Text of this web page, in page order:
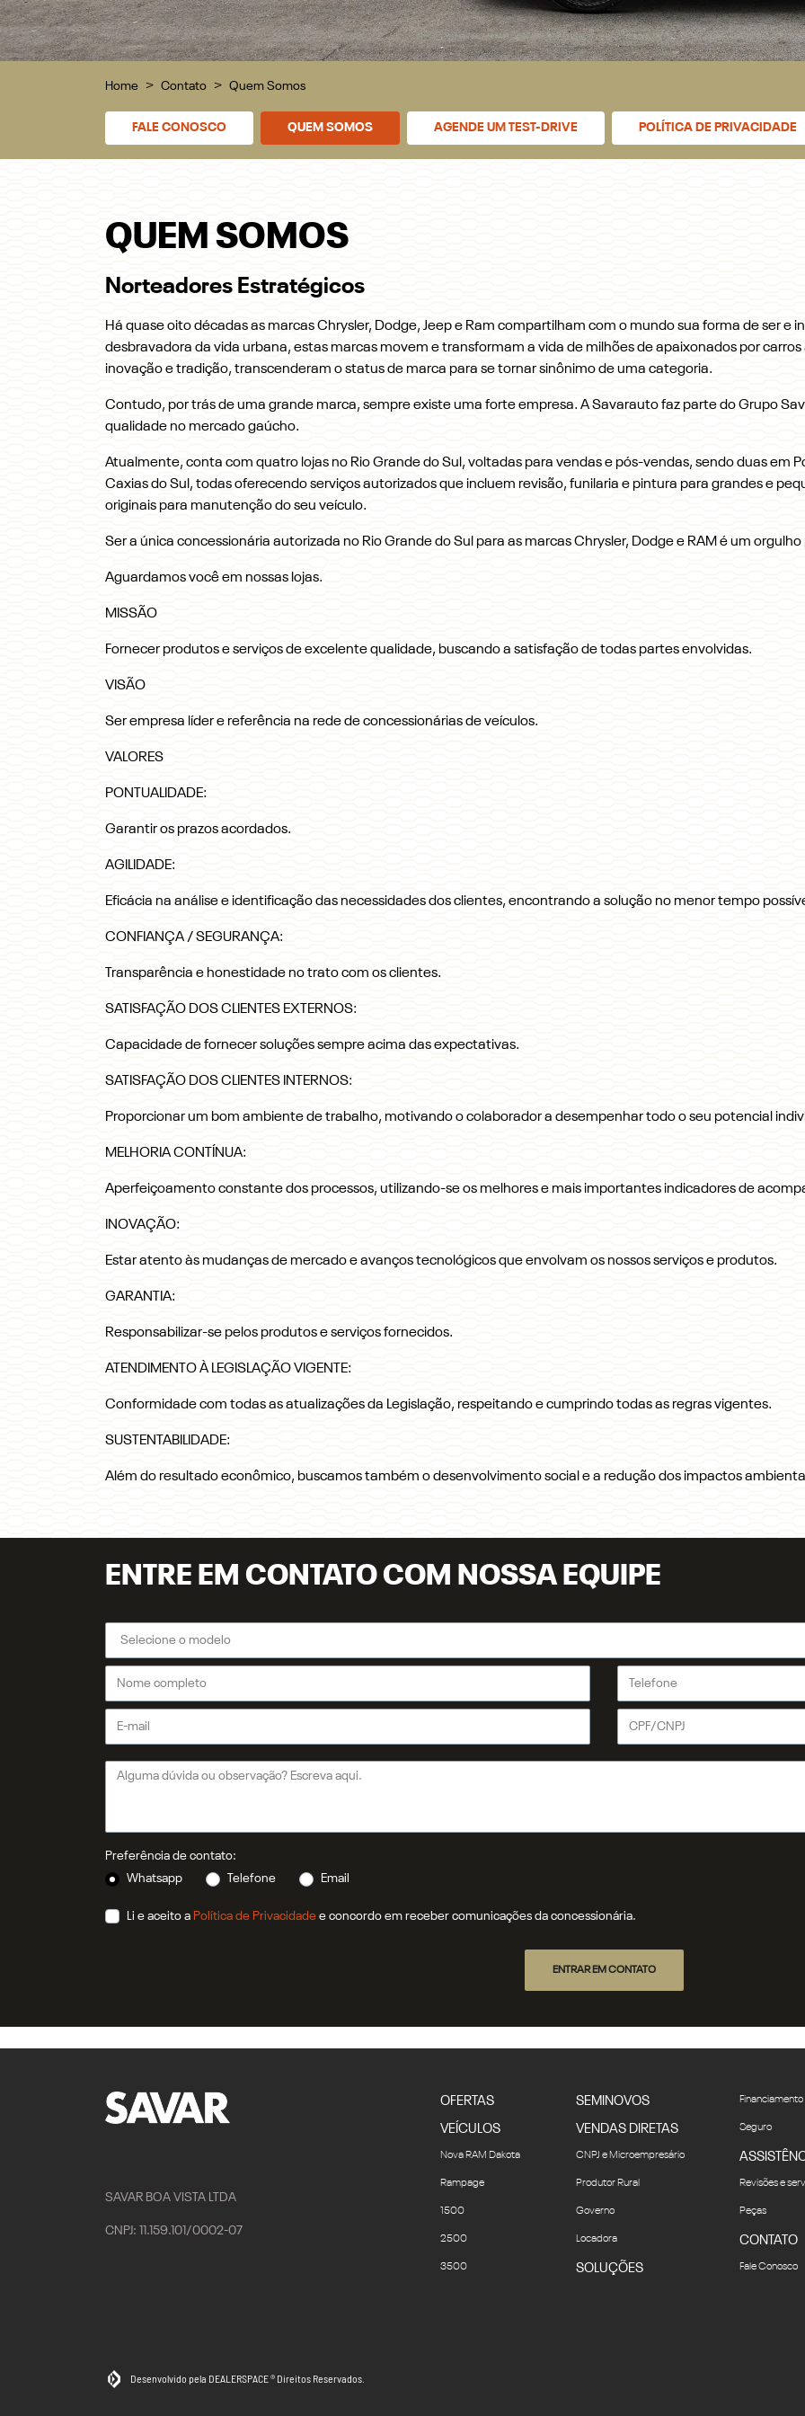
Home Contato Quem Somos
FALE CONOSCO QUEM SOMOS AGENDE UM TEST-DRIVE POLÍTICA DE PRIVACIDADE
QUEM SOMOS
Norteadores Estratégicos
Há quase oito décadas as marcas Chrysler, Dodge, Jeep e Ram compartilham com o mundo sua forma de ser e
desbravadora da vida urbana, estas marcas movem e transformam a vida de milhões de apaixonados por
inovação e tradição, transcenderam o status de marca para se tornar sinônimo de uma categoria.
Contudo, por trás de uma grande marca, sempre existe uma forte empresa. A Savarauto faz parte do Grupo
qualidade no mercado gaúcho.
Atualmente, conta com quatro lojas no Rio Grande do Sul, voltadas para vendas e pós-vendas, sendo duas em
Caxias do Sul, todas oferecendo serviços autorizados que incluem revisão, funilaria e pintura para grandes e
originais para manutenção do seu veículo.
Ser a única concessionária autorizada no Rio Grande do Sul para as marcas Chrysler, Dodge e RAM é um
Aguardamos você em nossas lojas.
MISSÃO
Fornecer produtos e serviços de excelente qualidade, buscando a satisfação de todas partes envolvidas.
VISÃO
Ser empresa líder e referência na rede de concessionárias de veículos.
VALORES
PONTUALIDADE:
Garantir os prazos acordados.
AGILIDADE:
Eficácia na análise e identificação das necessidades dos clientes, encontrando a solução no menor tempo
CONFIANÇA / SEGURANÇA:
Transparência e honestidade no trato com os clientes.
SATISFAÇÃO DOS CLIENTES EXTERNOS:
Capacidade de fornecer soluções sempre acima das expectativas.
SATISFAÇÃO DOS CLIENTES INTERNOS:
Proporcionar um bom ambiente de trabalho, motivando o colaborador a desempenhar todo o seu potencial
MELHORIA CONTÍNUA:
Aperfeiçoamento constante dos processos, utilizando-se os melhores e mais importantes indicadores de
INOVAÇÃO:
Estar atento às mudanças de mercado e avanços tecnológicos que envolvam os nossos serviços e produtos.
GARANTIA:
Responsabilizar-se pelos produtos e serviços fornecidos.
ATENDIMENTO À LEGISLAÇÃO VIGENTE:
Conformidade com todas as atualizações da Legislação, respeitando e cumprindo todas as regras vigentes.
SUSTENTABILIDADE:
Além do resultado econômico, buscamos também o desenvolvimento social e a redução dos impactos
ENTRE EM CONTATO COM NOSSA EQUIPE
Preferência de contato:
Whatsapp
Telefone Email
Li e aceito a Política de Privacidade e concordo em receber comunicações da concessionária.
ENTRAR EM CONTATO
SAVAR BOA VISTA LTDA
CNPJ: 11.159.101/0002-07
OFERTAS
VEÍCULOS
Nova RAM Dakota
Rampage
1500
2500
3500
SEMINOVOS
VENDAS DIRETAS
CNPJ e Microempresário
Produtor Rural
Governo
Locadora
SOLUÇÕES
Financiamento
Seguro
Revisões e
Peças
CONTATO
Fale Conosco
Desenvolvido pela DEALERSPACE ® Direitos Reservados.